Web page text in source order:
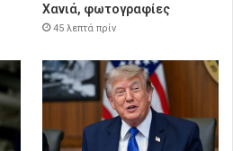
Χανιά, φωτογραφίες
45 λεπτά πρίν